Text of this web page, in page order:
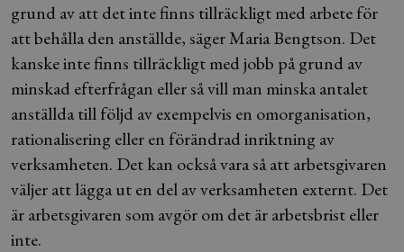
grund av att det inte finns tillräckligt med arbete för
att behålla den anställde, säger Maria Bengtson. Det
kanske inte finns tillräckligt med jobb på grund av
minskad efterfrågan eller så vill man minska antalet
anställda till följd av exempelvis en omorganisation,
rationalisering eller en förändrad inriktning av
verksamheten. Det kan också vara så att arbetsgivaren
väljer att lägga ut en del av verksamheten externt. Det
är arbetsgivaren som avgör om det är arbetsbrist eller
inte.